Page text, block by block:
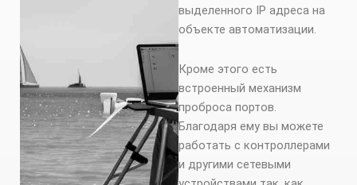
выделенного IP адреса на
объекте автоматизации.
Кроме этого есть
встроенный механизм
проброса портов.
Благодаря ему вы можете
работать с контроллерами
и другими сетевыми